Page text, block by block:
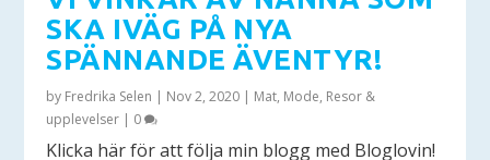
SKA IVÄG PÅ NYA
SPÄNNANDE ÄVENTYR!
by Fredrika Selen | Nov 2, 2020 | Mat, Mode, Resor &
upplevelser | 0
Klicka här för att följa min blogg med Bloglovin!